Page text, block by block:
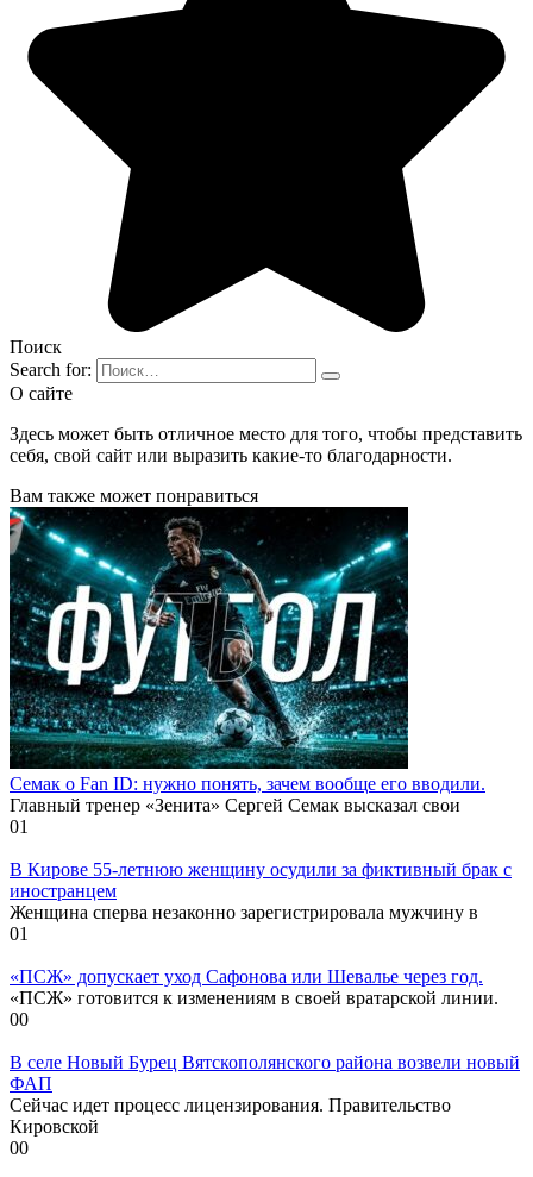
Поиск
Search for:
О сайте
Здесь может быть отличное место для того, чтобы представить
себя, свой сайт или выразить какие-то благодарности.
Вам также может понравиться
Семак о Fan ID: нужно понять, зачем вообще его вводили.
Главный тренер «Зенита» Сергей Семак высказал свои
01
В Кирове 55-летнюю женщину осудили за фиктивный брак с
иностранцем
Женщина сперва незаконно зарегистрировала мужчину в
01
«ПСЖ» допускает уход Сафонова или Шевалье через год.
«ПСЖ» готовится к изменениям в своей вратарской линии.
00
В селе Новый Бурец Вятскополянского района возвели новый
ФАП
Сейчас идет процесс лицензирования. Правительство
Кировской
00